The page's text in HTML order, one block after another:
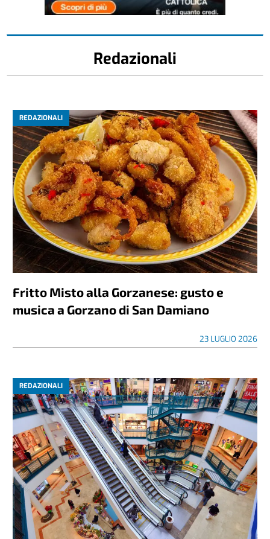
Redazionali
REDAZIONALI
Fritto Misto alla Gorzanese: gusto e
musica a Gorzano di San Damiano
23 LUGLIO 2026
REDAZIONALI